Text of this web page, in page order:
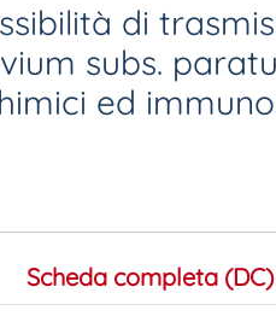
di
subs.
ed
Scheda completa (DC)